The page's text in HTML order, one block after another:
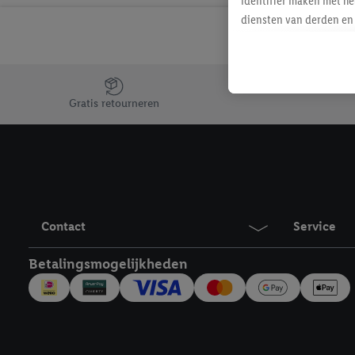
Jouw voordelen bij ons als Lidl webshop klant
Gratis retourneren
Contact Service
Betalingsmogelijkheden
diensten van derden
Als je hiervoor
eerder interesse hebt
maar het niet te
mailadres en met
Onder "Aanpassen"
Door te klikken op
technieken worden
inclusief over de
trekken, vind je in onze
over de cookies die